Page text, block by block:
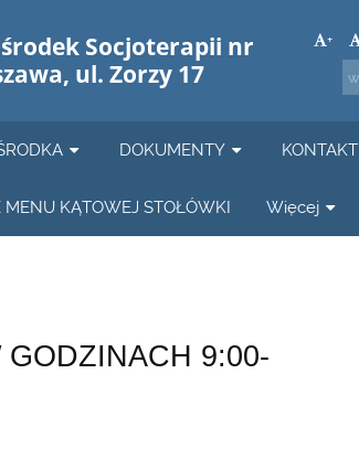
Socjoterapii nr
ul. Zorzy 17
+
DOKUMENTY KONTAKT
MENU KĄTOWEJ STOŁÓWKI Więcej
9:00-